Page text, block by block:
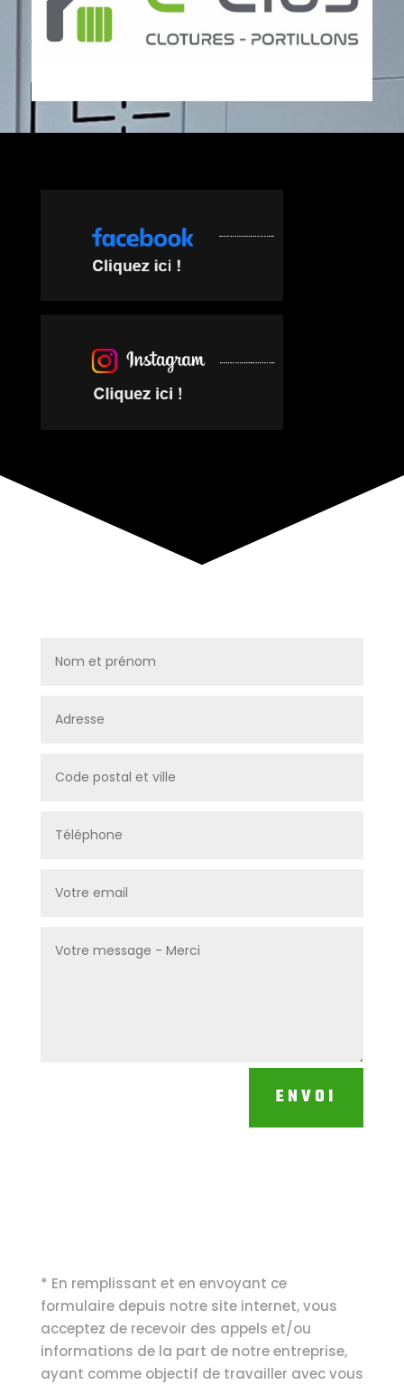
ENVOI
* En remplissant et en envoyant ce
formulaire depuis notre site internet, vous
acceptez de recevoir des appels et/ou
informations de la part de notre entreprise,
ayant comme objectif de travailler avec vous